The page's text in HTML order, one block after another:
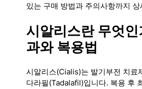
있는 구매 방법과 주의사항까지
시알리스란 무엇
과와 복용법
시알리스(Cialis)는 발기부전 치료
다라필(Tadalafil)입니다. 복용 후